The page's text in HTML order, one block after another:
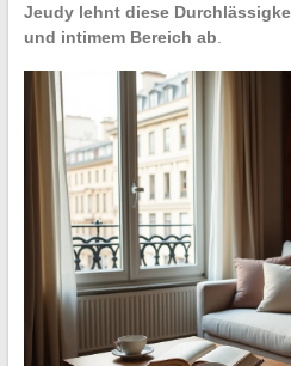
Jeudy lehnt diese
und intimem Bereich ab